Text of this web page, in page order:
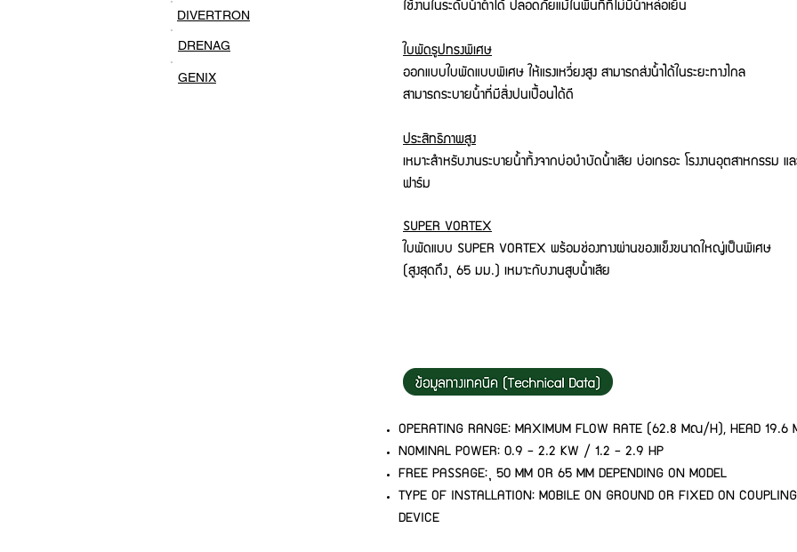
DIVERTRON
DRENAG
GENIX
ใช้งานในระดับน้ำต่ำได้ ปลอดภัยแม้ในพื้นที่ที่ไม่มีน้ำหล่อเย็น
ใบพัดรูปทรงพิเศษ
ออกแบบใบพัดแบบพิเศษ ให้แรงเหวี่ยงสูง สามารถส่งน้ำได้ในระยะทางไกล
สามารถระบายน้ำที่มีสิ่งปนเปื้อนได้ดี
ประสิทธิภาพสูง
เหมาะสำหรับงานระบายน้ำทิ้งจากบ่อบำบัดน้ำเสีย บ่อเกรอะ โรงงานอุตสาหกรรม แล
ฟาร์ม
SUPER VORTEX
ใบพัดแบบ SUPER VORTEX พร้อมช่องทางผ่านของแข็งขนาดใหญ่เป็นพิเศษ
(สูงสุดถึง Ø 65 มม.) เหมาะกับงานสูบน้ำเสีย
OPERATING RANGE: MAXIMUM FLOW RATE (62.8 M³/H), HEAD 19.6
NOMINAL POWER: 0.9 - 2.2 KW / 1.2 - 2.9 HP
FREE PASSAGE: Ø 50 MM OR 65 MM DEPENDING ON MODEL
TYPE OF INSTALLATION: MOBILE ON GROUND OR FIXED ON COUPLING
DEVICE